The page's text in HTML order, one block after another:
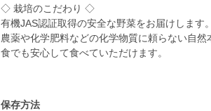
◇ 栽培のこだわり ◇
有機JAS認証取得の安全な野菜をお届けします。
農薬や化学肥料などの化学物質に頼らない自
食でも安心して食べていただけます。
保存方法